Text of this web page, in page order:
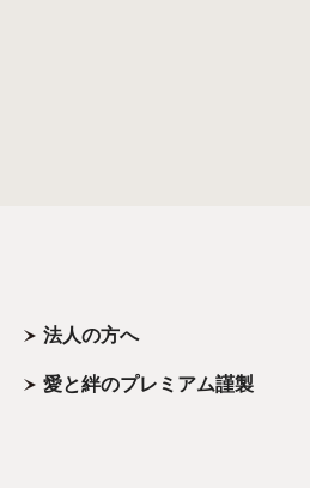
法人の方へ
愛と絆のプレミアム謹製